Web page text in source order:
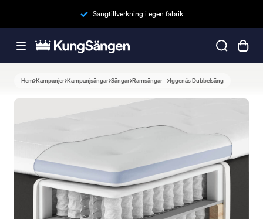
Sängtillverkning i egen fabrik
Hem Kampanjer Kampanjsängar Sängar Ramsängar Iggenäs Dubbelsäng